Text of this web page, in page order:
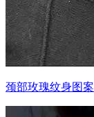
颈部玫瑰纹身图案